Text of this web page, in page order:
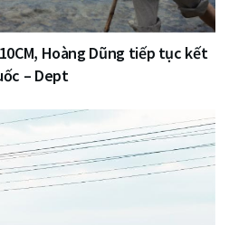
Hoàng Dũng tiếp tục kết
– Dept